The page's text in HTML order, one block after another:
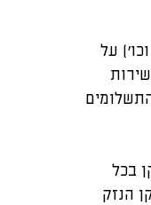
על
בכל
הנזק